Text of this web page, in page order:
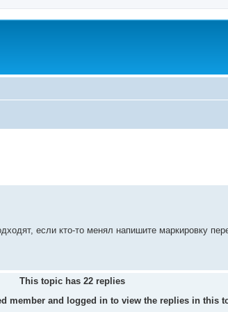
если кто-то менял напишите маркировку
This topic has 22 replies
member and logged in to view the replies in this